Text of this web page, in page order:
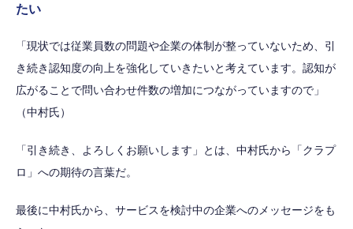
たい
「現状では従業員数の問題や企業の体制が整っていないため、引
き続き認知度の向上を強化していきたいと考えています。認知が
広がることで問い合わせ件数の増加につながっていますので」
（中村氏）
「引き続き、よろしくお願いします」とは、中村氏から「クラプ
ロ」への期待の言葉だ。
最後に中村氏から、サービスを検討中の企業へのメッセージをも